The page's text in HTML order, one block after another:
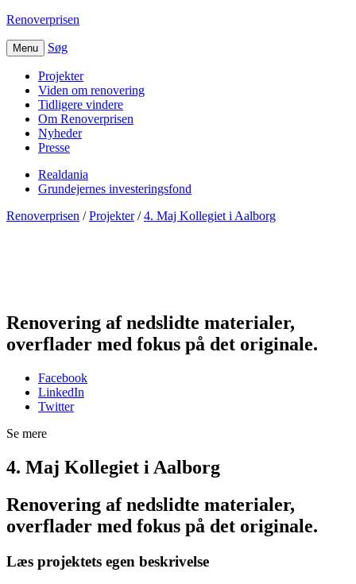
Renoverprisen
Menu Søg
Projekter
Viden om renovering
Tidligere vindere
Om Renoverprisen
Nyheder
Presse
Realdania
Grundejernes investeringsfond
Renoverprisen /Projekter/4. Maj Kollegiet i Aalborg
Renovering af nedslidte materialer,
overflader med fokus på det originale.
Facebook
LinkedIn
Twitter
Se mere
4. Maj Kollegiet i Aalborg
Renovering af nedslidte materialer,
overflader med fokus på det originale.
Læs projektets egen beskrivelse